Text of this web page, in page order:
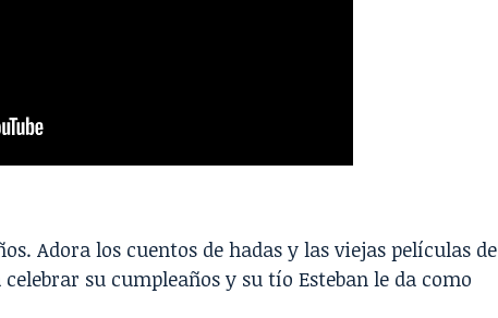
Adora los cuentos de hadas y las viejas películas de
su cumpleaños y su tío Esteban le da como